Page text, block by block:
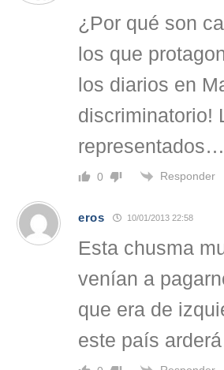
¿Por qué son
los que
los diarios en
discriminatorio!
representados…
0 Responder
eros 10/01/2013 22:58
Esta chusma
venían a
que era de
este país